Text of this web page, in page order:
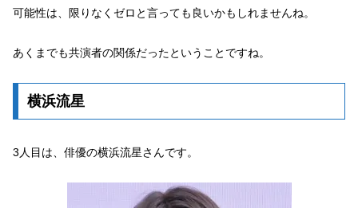
可能性は、限りなくゼロと言っても良いかもしれませんね。
あくまでも共演者の関係だったということですね。
横浜流星
3人目は、俳優の横浜流星さんです。